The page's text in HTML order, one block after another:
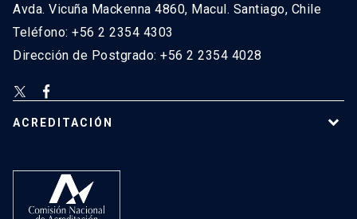
Avda. Vicuña Mackenna 4860, Macul. Santiago, Chile
Teléfono: +56 2 2354 4303
Dirección de Postgrado: +56 2 2354 4028
ACREDITACIÓN